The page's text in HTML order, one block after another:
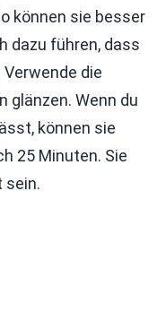
können sie besser
dazu führen, dass
die
glänzen. Wenn du
können sie
25 Minuten. Sie
sein.